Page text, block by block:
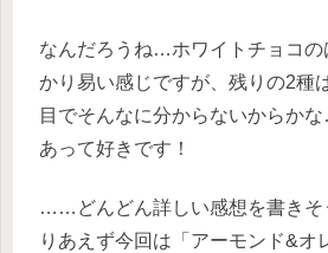
なんだろうね…ホワイトチョコの
かり易い感じですが、残りの2種
目でそんなに分からないからか
あって好きです！
……どんどん詳しい感想を書きそ
りあえず今回は「アーモンド&オ